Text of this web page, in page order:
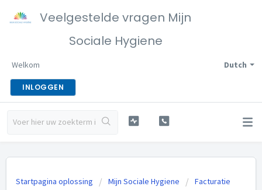
Veelgestelde vragen Mijn
Sociale Hygiene
Dutch
Welkom
INLOGGEN
Startpagina oplossing Mijn Sociale Hygiene Facturatie